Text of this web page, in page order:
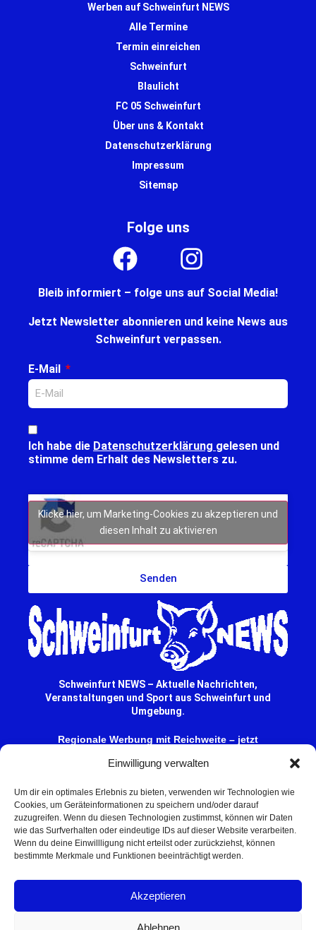
Einwilligung verwalten
Um dir ein optimales Erlebnis zu bieten, verwenden wir Technologien wie
Cookies, um Geräteinformationen zu speichern und/oder darauf
zuzugreifen. Wenn du diesen Technologien zustimmst, können wir Daten
wie das Surfverhalten oder eindeutige IDs auf dieser Website verarbeiten.
Wenn du deine Einwillligung nicht erteilst oder zurückziehst, können
bestimmte Merkmale und Funktionen beeinträchtigt werden.
Akzeptieren
Ablehnen
Werben auf Schweinfurt NEWS
Alle Termine
Termin einreichen
Schweinfurt
Blaulicht
FC 05 Schweinfurt
Über uns & Kontakt
Datenschutzerklärung
Impressum
Sitemap
Schweinfurt NEWS – Aktuelle Nachrichten,
Veranstaltungen und Sport aus Schweinfurt und
Umgebung.
Regionale Werbung mit Reichweite – jetzt
© 2025 Schweinfurt NEWS
Folge uns
Bleib informiert – folge uns auf Social Media!
Jetzt Newsletter abonnieren und keine News aus
Schweinfurt verpassen.
E-Mail
Ich habe die Datenschutzerklärung gelesen und
stimme dem Erhalt des Newsletters zu.
Klicke hier, um Marketing-Cookies zu akzeptieren und
diesen Inhalt zu aktivieren
Senden